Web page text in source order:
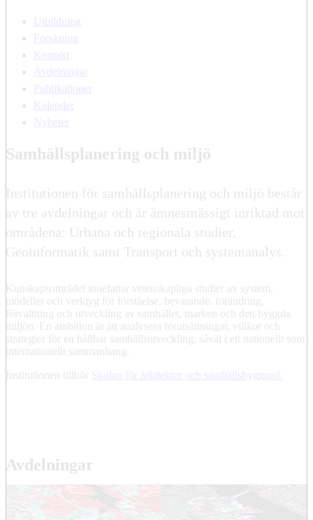
Utbildning
Forskning
Kontakt
Avdelningar
Publikationer
Kalender
Nyheter
Samhällsplanering och miljö
Institutionen för samhällsplanering och miljö består
av tre avdelningar och är ämnesmässigt inriktad mot
områdena: Urbana och regionala studier,
Geoinformatik samt Transport och systemanalys.
Kunskapsområdet innefattar vetenskapliga studier av system,
modeller och verktyg för förståelse, bevarande, förändring,
förvaltning och utveckling av samhället, marken och den byggda
miljön. En ambition är att analysera förutsättningar, villkor och
strategier för en hållbar samhällsutveckling, såväl i ett nationellt som
internationellt sammanhang.
Institutionen tillhör
Skolan för arkitektur och samhällsbyggnad.
Avdelningar